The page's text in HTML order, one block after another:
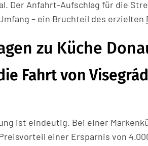
Der Anfahrt-Aufschlag für die
– ein Bruchteil des erzielten
zu Küche
Fahrt von
ist eindeutig. Bei einer
einer Ersparnis von